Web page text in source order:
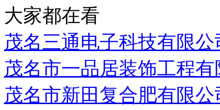
大家都在看
茂名三通电子科技有限公
茂名市一品居装饰工程
茂名市新田复合肥有限公